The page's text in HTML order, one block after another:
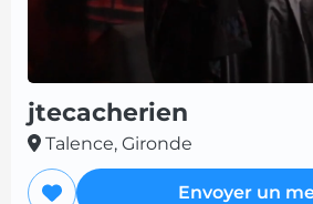
jtecacherien
Talence, Gironde
Envoyer un